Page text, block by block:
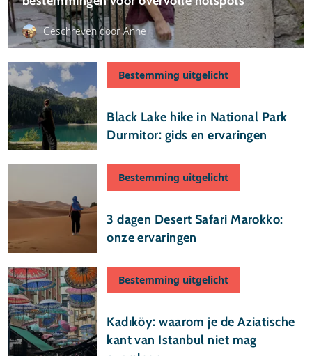
Geschreven door Anne
Bestemming uitgelicht
Black Lake hike in National Park
Durmitor: gids en ervaringen
Bestemming uitgelicht
3 dagen Desert Safari Marokko:
onze ervaringen
Bestemming uitgelicht
Kadıköy: waarom je de Aziatische
kant van Istanbul niet mag